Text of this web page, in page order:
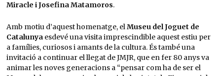
Miracle i Josefina Matamoros.
Amb motiu d’aquest homenatge, elMuseu del Joguet de
Catalunyaesdevé una visita imprescindible aquest estiu per
a famílies, curiosos i amants de la cultura. És també una
invitació a continuar el llegat de JMJR, que en fer 80 anys va
animar les noves generacions a “pensar com ha de ser el